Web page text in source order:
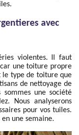
avec
violentes. Il faut
une toiture propre
le type de toiture que
de nettoyage de
une société
Nous analyserons
pour vos tuiles.
une semaine.